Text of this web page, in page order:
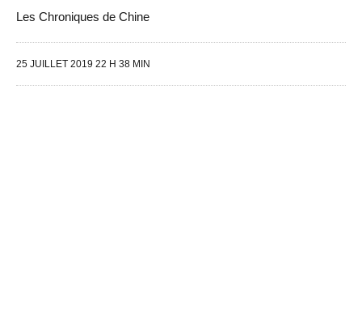
Les Chroniques de Chine
25 JUILLET 2019 22 H 38 MIN